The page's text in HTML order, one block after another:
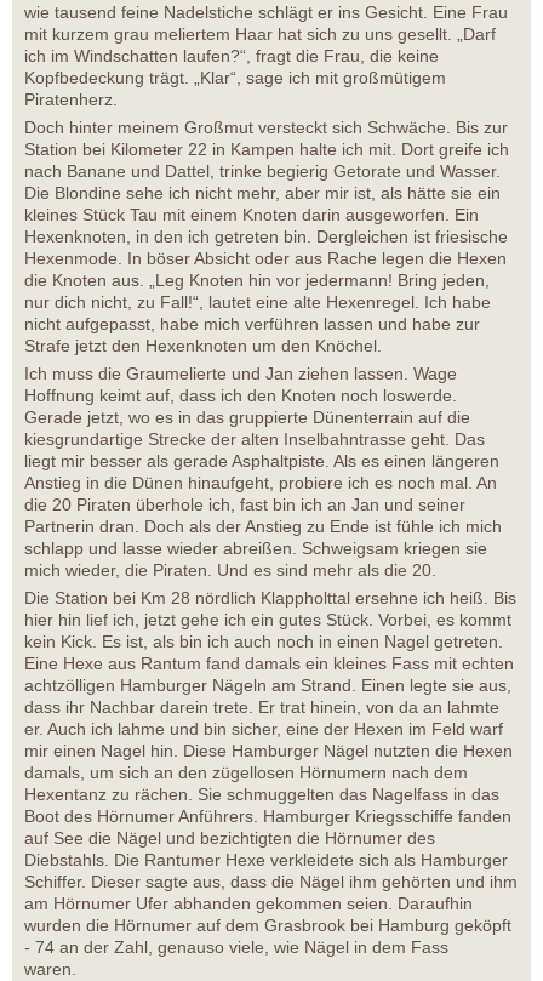
wie tausend feine Nadelstiche schlägt er ins Gesicht. Eine Frau
mit kurzem grau meliertem Haar hat sich zu uns gesellt. „Darf
ich im Windschatten laufen?“, fragt die Frau, die keine
Kopfbedeckung trägt. „Klar“, sage ich mit großmütigem
Piratenherz.
Doch hinter meinem Großmut versteckt sich Schwäche. Bis zur
Station bei Kilometer 22 in Kampen halte ich mit. Dort greife ich
nach Banane und Dattel, trinke begierig Getorate und Wasser.
Die Blondine sehe ich nicht mehr, aber mir ist, als hätte sie ein
kleines Stück Tau mit einem Knoten darin ausgeworfen. Ein
Hexenknoten, in den ich getreten bin. Dergleichen ist friesische
Hexenmode. In böser Absicht oder aus Rache legen die Hexen
die Knoten aus. „Leg Knoten hin vor jedermann! Bring jeden,
nur dich nicht, zu Fall!“, lautet eine alte Hexenregel. Ich habe
nicht aufgepasst, habe mich verführen lassen und habe zur
Strafe jetzt den Hexenknoten um den Knöchel.
Ich muss die Graumelierte und Jan ziehen lassen. Wage
Hoffnung keimt auf, dass ich den Knoten noch loswerde.
Gerade jetzt, wo es in das gruppierte Dünenterrain auf die
kiesgrundartige Strecke der alten Inselbahntrasse geht. Das
liegt mir besser als gerade Asphaltpiste. Als es einen längeren
Anstieg in die Dünen hinaufgeht, probiere ich es noch mal. An
die 20 Piraten überhole ich, fast bin ich an Jan und seiner
Partnerin dran. Doch als der Anstieg zu Ende ist fühle ich mich
schlapp und lasse wieder abreißen. Schweigsam kriegen sie
mich wieder, die Piraten. Und es sind mehr als die 20.
Die Station bei Km 28 nördlich Klappholttal ersehne ich heiß. Bis
hier hin lief ich, jetzt gehe ich ein gutes Stück. Vorbei, es kommt
kein Kick. Es ist, als bin ich auch noch in einen Nagel getreten.
Eine Hexe aus Rantum fand damals ein kleines Fass mit echten
achtzölligen Hamburger Nägeln am Strand. Einen legte sie aus,
dass ihr Nachbar darein trete. Er trat hinein, von da an lahmte
er. Auch ich lahme und bin sicher, eine der Hexen im Feld warf
mir einen Nagel hin. Diese Hamburger Nägel nutzten die Hexen
damals, um sich an den zügellosen Hörnumern nach dem
Hexentanz zu rächen. Sie schmuggelten das Nagelfass in das
Boot des Hörnumer Anführers. Hamburger Kriegsschiffe fanden
auf See die Nägel und bezichtigten die Hörnumer des
Diebstahls. Die Rantumer Hexe verkleidete sich als Hamburger
Schiffer. Dieser sagte aus, dass die Nägel ihm gehörten und ihm
am Hörnumer Ufer abhanden gekommen seien. Daraufhin
wurden die Hörnumer auf dem Grasbrook bei Hamburg geköpft
- 74 an der Zahl, genauso viele, wie Nägel in dem Fass
waren.